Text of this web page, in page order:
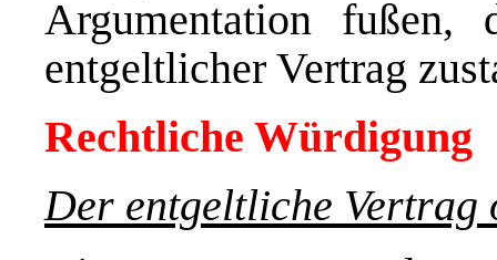
Argumentation
entgeltlicher Vertrag
Rechtliche Würdigung
Der entgeltliche Vertrag